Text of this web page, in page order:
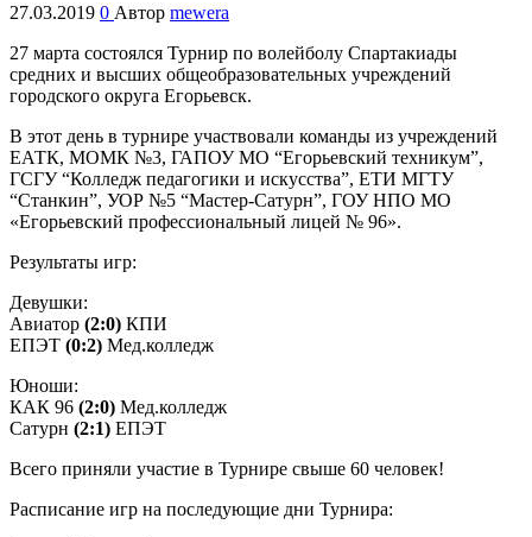
27.03.2019 0 Автор mewera
27 марта состоялся Турнир по волейболу Спартакиады
средних и высших общеобразовательных учреждений
городского округа Егорьевск.
В этот день в турнире участвовали команды из учреждений
ЕАТК, МОМК №3, ГАПОУ МО “Егорьевский техникум”,
ГСГУ “Колледж педагогики и искусства”, ЕТИ МГТУ
“Станкин”, УОР №5 “Мастер-Сатурн”, ГОУ НПО МО
«Егорьевский профессиональный лицей № 96».
Результаты игр:
Девушки:
Авиатор (2:0) КПИ
ЕПЭТ (0:2) Мед.колледж
Юноши:
КАК 96 (2:0) Мед.колледж
Сатурн (2:1) ЕПЭТ
Всего приняли участие в Турнире свыше 60 человек!
Расписание игр на последующие дни Турнира: